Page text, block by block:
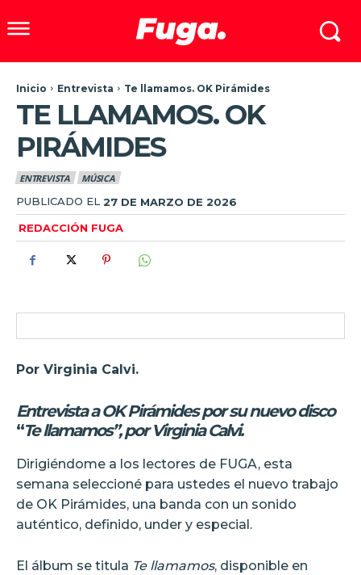
Inicio Entrevista Te llamamos. OK Pirámides
TE LLAMAMOS. OK
PIRÁMIDES
ENTREVISTA MÚSICA
PUBLICADO EL 27 DE MARZO DE 2026
REDACCIÓN FUGA
Por Virginia Calvi.
Entrevista a OK Pirámides por su nuevo disco
“Te llamamos”, por Virginia Calvi.
Dirigiéndome a los lectores de FUGA, esta
semana seleccioné para ustedes el nuevo trabajo
de OK Pirámides, una banda con un sonido
auténtico, definido, under y especial.
El álbum se titula Te llamamos, disponible en